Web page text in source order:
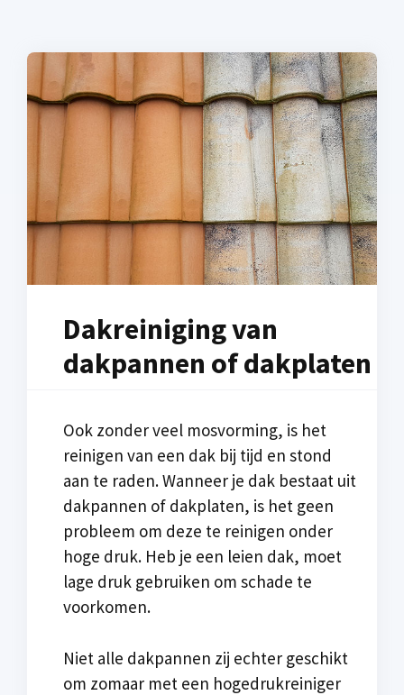
Dakreiniging van
dakpannen of dakplaten
Ook zonder veel mosvorming, is het
reinigen van een dak bij tijd en stond
aan te raden. Wanneer je dak bestaat uit
dakpannen of dakplaten, is het geen
probleem om deze te reinigen onder
hoge druk. Heb je een leien dak, moet
lage druk gebruiken om schade te
voorkomen.
Niet alle dakpannen zij echter geschikt
om zomaar met een hogedrukreiniger